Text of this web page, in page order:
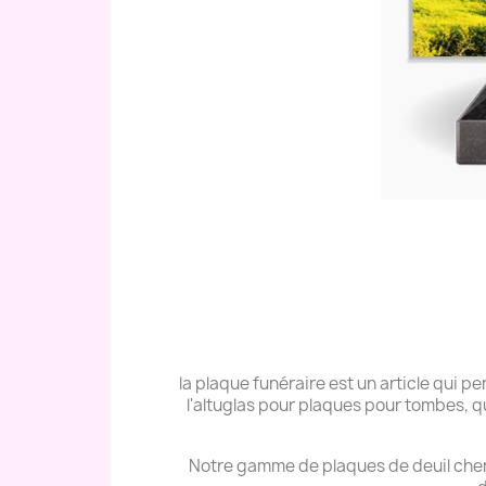
la plaque funéraire est un article qui
l'altuglas pour plaques pour tombes,
Notre gamme de plaques de deuil